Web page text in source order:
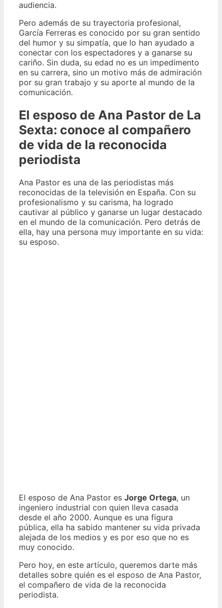
audiencia.
Pero además de su trayectoria profesional,
García Ferreras es conocido por su gran sentido
del humor y su simpatía, que lo han ayudado a
conectar con los espectadores y a ganarse su
cariño. Sin duda, su edad no es un impedimento
en su carrera, sino un motivo más de admiración
por su gran trabajo y su aporte al mundo de la
comunicación.
El esposo de Ana Pastor de La
Sexta: conoce al compañero
de vida de la reconocida
periodista
Ana Pastor es una de las periodistas más
reconocidas de la televisión en España. Con su
profesionalismo y su carisma, ha logrado
cautivar al público y ganarse un lugar destacado
en el mundo de la comunicación. Pero detrás de
ella, hay una persona muy importante en su vida:
su esposo.
El esposo de Ana Pastor es Jorge Ortega, un
ingeniero industrial con quien lleva casada
desde el año 2000. Aunque es una figura
pública, ella ha sabido mantener su vida privada
alejada de los medios y es por eso que no es
muy conocido.
Pero hoy, en este artículo, queremos darte más
detalles sobre quién es el esposo de Ana Pastor,
el compañero de vida de la reconocida
periodista.